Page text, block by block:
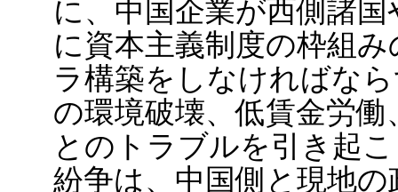
に、中国企業が西側諸
に資本主義制度の枠組
ラ構築をしなければな
の環境破壊、低賃金労
とのトラブルを引き起
紛争は、中国側と現地